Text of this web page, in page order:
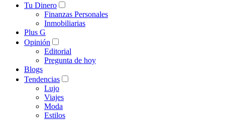
Tu Dinero
Finanzas Personales
Inmobiliarias
Plus G
Opinión
Editorial
Pregunta de hoy
Blogs
Tendencias
Lujo
Viajes
Moda
Estilos